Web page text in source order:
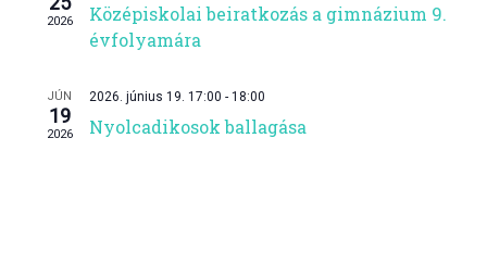
2026
Középiskolai beiratkozás a gimnázium 9.
évfolyamára
JÚN
19
2026
2026. június 19. 17:00 - 18:00
Nyolcadikosok ballagása